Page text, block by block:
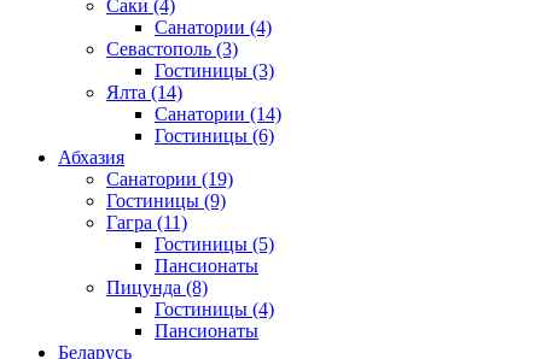
Саки (4)
Санатории (4)
Севастополь (3)
Гостиницы (3)
Ялта (14)
Санатории (14)
Гостиницы (6)
Абхазия
Санатории (19)
Гостиницы (9)
Гагра (11)
Гостиницы (5)
Пансионаты
Пицунда (8)
Гостиницы (4)
Пансионаты
Беларусь